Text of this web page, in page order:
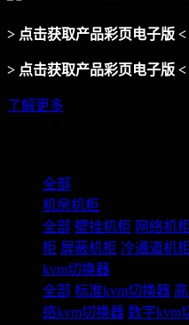
> 点击获取产品彩页电子版 <
> 点击获取产品彩页电子版 <
了解更多
全部
机房机柜
全部 壁挂机柜 网络机
柜 屏蔽机柜 冷通道机
kvm切换器
全部 标准kvm切换器
络kvm切换器 数字kvm